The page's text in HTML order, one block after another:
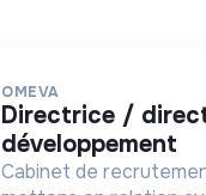
OMEVA
directrice / directeur
développement
Cabinet de